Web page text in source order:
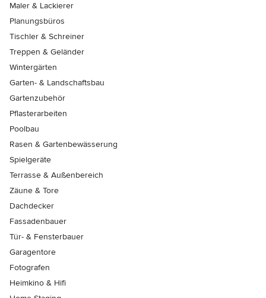
Maler & Lackierer
Planungsbüros
Tischler & Schreiner
Treppen & Geländer
Wintergärten
Garten- & Landschaftsbau
Gartenzubehör
Pflasterarbeiten
Poolbau
Rasen & Gartenbewässerung
Spielgeräte
Terrasse & Außenbereich
Zäune & Tore
Dachdecker
Fassadenbauer
Tür- & Fensterbauer
Garagentore
Fotografen
Heimkino & Hifi